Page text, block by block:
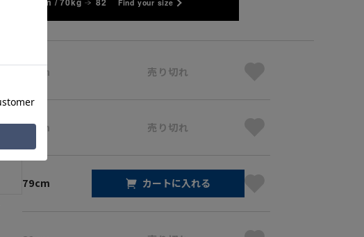
Find your size
73cm 売り切れ
76cm 売り切れ
79cm カートに入れる